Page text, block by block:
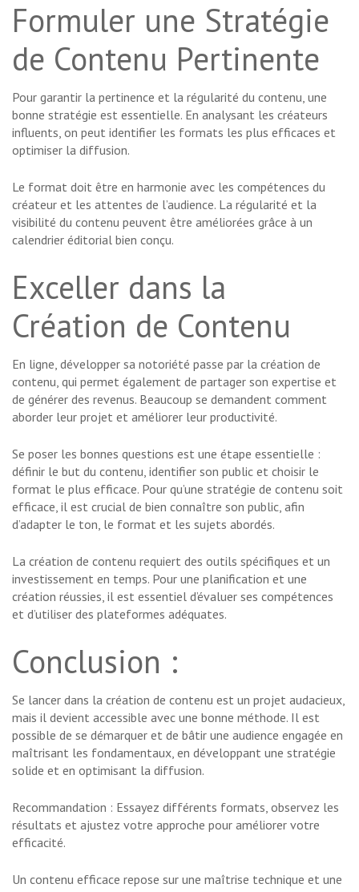
Formuler une Stratégie
de Contenu Pertinente
Pour garantir la pertinence et la régularité du contenu, une
bonne stratégie est essentielle. En analysant les créateurs
influents, on peut identifier les formats les plus efficaces et
optimiser la diffusion.
Le format doit être en harmonie avec les compétences du
créateur et les attentes de l’audience. La régularité et la
visibilité du contenu peuvent être améliorées grâce à un
calendrier éditorial bien conçu.
Exceller dans la
Création de Contenu
En ligne, développer sa notoriété passe par la création de
contenu, qui permet également de partager son expertise et
de générer des revenus. Beaucoup se demandent comment
aborder leur projet et améliorer leur productivité.
Se poser les bonnes questions est une étape essentielle :
définir le but du contenu, identifier son public et choisir le
format le plus efficace. Pour qu’une stratégie de contenu soit
efficace, il est crucial de bien connaître son public, afin
d’adapter le ton, le format et les sujets abordés.
La création de contenu requiert des outils spécifiques et un
investissement en temps. Pour une planification et une
création réussies, il est essentiel d’évaluer ses compétences
et d’utiliser des plateformes adéquates.
Conclusion :
Se lancer dans la création de contenu est un projet audacieux,
mais il devient accessible avec une bonne méthode. Il est
possible de se démarquer et de bâtir une audience engagée en
maîtrisant les fondamentaux, en développant une stratégie
solide et en optimisant la diffusion.
Recommandation : Essayez différents formats, observez les
résultats et ajustez votre approche pour améliorer votre
efficacité.
Un contenu efficace repose sur une maîtrise technique et une